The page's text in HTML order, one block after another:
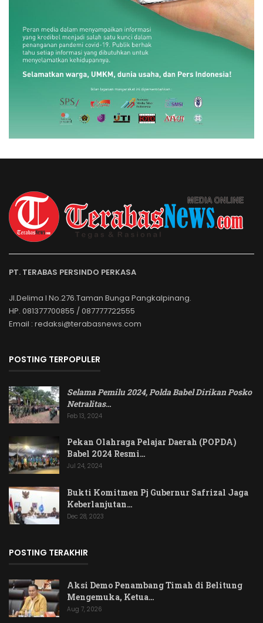
PT. TERABAS PERSINDO PERKASA
Jl.Delima I No.276.Taman Bunga Pangkalpinang.
HP. 081377700855 / 087777722555
Email : redaksi@terabasnews.com
POSTING TERPOPULER
Selama Pemilu 2024, Polda Babel Dirikan Posko
Netralitas…
Feb 13, 2024
Pekan Olahraga Pelajar Daerah (POPDA)
Babel 2024 Resmi…
Jul 24, 2024
Bukti Komitmen Pj Gubernur Safrizal Jaga
Keberlanjutan…
Dec 28, 2023
POSTING TERAKHIR
Aksi Demo Penambang Timah di Belitung
Mengemuka, Ketua…
Aug 7, 2026